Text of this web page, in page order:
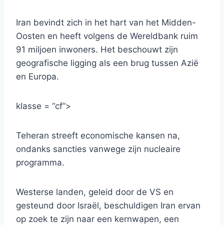
Iran bevindt zich in het hart van het Midden-
Oosten en heeft volgens de Wereldbank ruim
91 miljoen inwoners. Het beschouwt zijn
geografische ligging als een brug tussen Azië
en Europa.
klasse = “cf”>
Teheran streeft economische kansen na,
ondanks sancties vanwege zijn nucleaire
programma.
Westerse landen, geleid door de VS en
gesteund door Israël, beschuldigen Iran ervan
op zoek te zijn naar een kernwapen, een